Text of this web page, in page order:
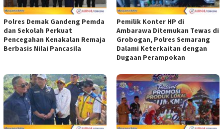
Polres Demak Gandeng Pemda
dan Sekolah Perkuat
Pencegahan Kenakalan Remaja
Berbasis Nilai Pancasila
Pemilik Konter HP di
Ambarawa Ditemukan Tewas di
Grobogan, Polres Semarang
Dalami Keterkaitan dengan
Dugaan Perampokan